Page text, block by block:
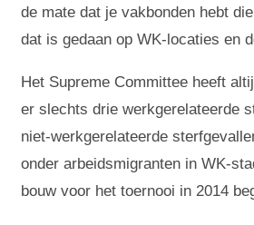
de mate dat je vakbonden hebt
dat is gedaan op WK-locaties en
Het Supreme Committee heeft
er slechts drie werkgerelateerde
niet-werkgerelateerde
onder arbeidsmigranten in WK-
bouw voor het toernooi in 2014